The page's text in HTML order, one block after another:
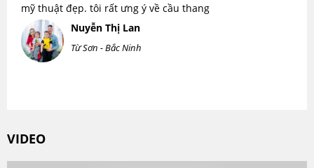
mỹ thuật đẹp. tôi rất ưng ý về cầu thang
Nuyễn Thị Lan
Từ Sơn - Bắc Ninh
VIDEO